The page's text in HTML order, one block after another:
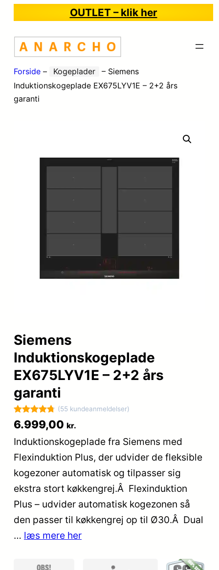
OUTLET – klik her
Forside – Kogeplader – Siemens
Induktionskogeplade EX675LYV1E – 2+2 års
garanti
Siemens
Induktionskogeplade
EX675LYV1E – 2+2 års
garanti
Bedømt
ud af 5
baseret på
55
kundebedø
mmelser
(55 kundeanmeldelser)
6.999,00 kr.
Induktionskogeplade fra Siemens med
Flexinduktion Plus, der udvider de fleksible
kogezoner automatisk og tilpasser sig
ekstra stort køkkengrej.Â Flexinduktion
Plus – udvider automatisk kogezonen så
den passer til køkkengrej op til Ø30.Â Dual
… læs mere her